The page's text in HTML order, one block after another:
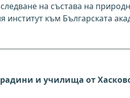
на състава на
към Българската
и училища от